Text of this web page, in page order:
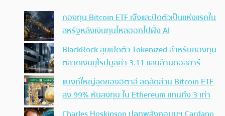
กองทุน Bitcoin ETF เจ๊งและปิดตัวเป็นแห่งแรกใน
สหรัฐหลังเงินทุนไหลออกไปฝั่ง AI
BlackRock ลุยเปิดตัว Tokenized สำหรับกองทุน
ตลาดเงินยุโรปมูลค่า 3.11 แสนล้านดอลลาร์
แบงก์ใหญ่สุดของอิตาลี ลดสัดส่วน Bitcoin ETF
ลง 99% หันลงทุน ใน Ethereum แทนถึง 3 เท่า